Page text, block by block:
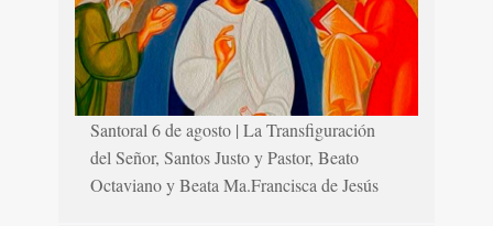
Santoral 6 de agosto | La Transfiguración
del Señor, Santos Justo y Pastor, Beato
Octaviano y Beata Ma.Francisca de Jesús